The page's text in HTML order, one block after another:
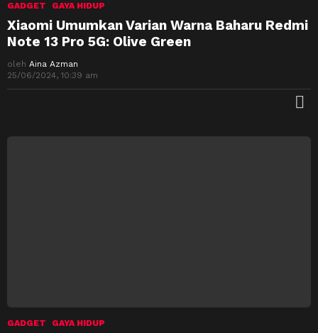
GADGET GAYA HIDUP
Xiaomi Umumkan Varian Warna Baharu Redmi
Note 13 Pro 5G: Olive Green
oleh Aina Azman
25/06/2024, 10:39 am
GADGET GAYA HIDUP